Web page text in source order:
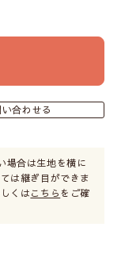
合わせる
場合は生地を横に
は継ぎ目ができま
くはこちら をご確